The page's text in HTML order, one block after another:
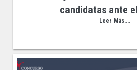
candidatas ante
Leer Más....